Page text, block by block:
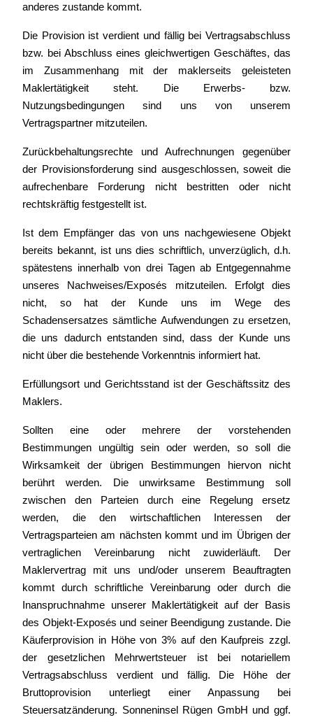
anderes zustande kommt.
Die Provision ist verdient und fällig bei Vertragsabschluss
bzw. bei Abschluss eines gleichwertigen Geschäftes, das
im Zusammenhang mit der maklerseits geleisteten
Maklertätigkeit steht. Die Erwerbs- bzw.
Nutzungsbedingungen sind uns von unserem
Vertragspartner mitzuteilen.
Zurückbehaltungsrechte und Aufrechnungen gegenüber
der Provisionsforderung sind ausgeschlossen, soweit die
aufrechenbare Forderung nicht bestritten oder nicht
rechtskräftig festgestellt ist.
Ist dem Empfänger das von uns nachgewiesene Objekt
bereits bekannt, ist uns dies schriftlich, unverzüglich, d.h.
spätestens innerhalb von drei Tagen ab Entgegennahme
unseres Nachweises/Exposés mitzuteilen. Erfolgt dies
nicht, so hat der Kunde uns im Wege des
Schadensersatzes sämtliche Aufwendungen zu ersetzen,
die uns dadurch entstanden sind, dass der Kunde uns
nicht über die bestehende Vorkenntnis informiert hat.
Erfüllungsort und Gerichtsstand ist der Geschäftssitz des
Maklers.
Sollten eine oder mehrere der vorstehenden
Bestimmungen ungültig sein oder werden, so soll die
Wirksamkeit der übrigen Bestimmungen hiervon nicht
berührt werden. Die unwirksame Bestimmung soll
zwischen den Parteien durch eine Regelung ersetz
werden, die den wirtschaftlichen Interessen der
Vertragsparteien am nächsten kommt und im Übrigen der
vertraglichen Vereinbarung nicht zuwiderläuft. Der
Maklervertrag mit uns und/oder unserem Beauftragten
kommt durch schriftliche Vereinbarung oder durch die
Inanspruchnahme unserer Maklertätigkeit auf der Basis
des Objekt-Exposés und seiner Beendigung zustande. Die
Käuferprovision in Höhe von 3% auf den Kaufpreis zzgl.
der gesetzlichen Mehrwertsteuer ist bei notariellem
Vertragsabschluss verdient und fällig. Die Höhe der
Bruttoprovision unterliegt einer Anpassung bei
Steuersatzänderung. Sonneninsel Rügen GmbH und ggf.